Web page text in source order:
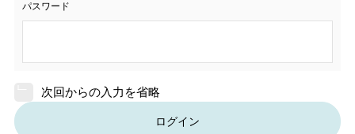
パスワード
次回からの入力を省略
ログイン